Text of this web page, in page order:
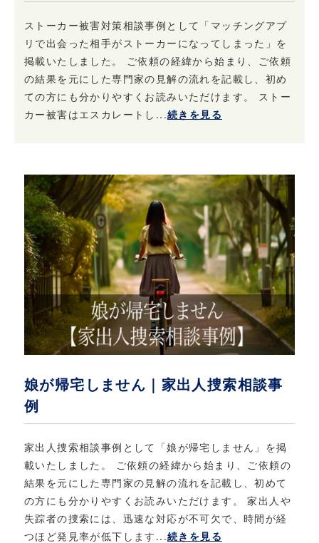
ストーカー被害対策相談事例として「マッチングアプ
リで出会った相手がストーカーになってしまった」を
掲載いたしました。 ご依頼の経緯から始まり、ご依頼
の結果を元にした専門家の見解の流れを記載し、初め
ての方にも分かりやすくお読みいただけます。 ストー
カー被害はエスカレートし...続きを見る
娘が帰宅しません｜家出人捜索相談事
例
家出人捜索相談事例として「娘が帰宅しません」を掲
載いたしました。 ご依頼の経緯から始まり、ご依頼の
結果を元にした専門家の見解の流れを記載し、初めて
の方にも分かりやすくお読みいただけます。 家出人や
失踪者の捜索には、迅速な対応が不可欠で、時間が経
つほど発見率が低下します...続きを見る